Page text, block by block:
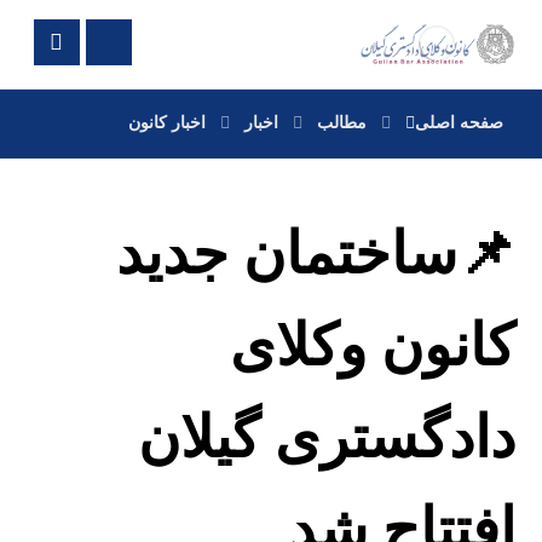
صفحه اصلی مطالب اخبار اخبار کانون
📌ساختمان جدید
کانون وکلای
دادگستری گیلان